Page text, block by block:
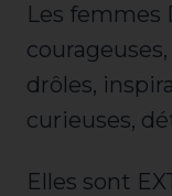
Les femmes
drôles,
curieuses,
Elles sont